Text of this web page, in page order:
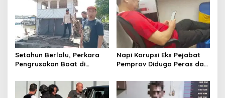
Setahun Berlalu, Perkara
Pengrusakan Boat di
Rampung
Napi Korupsi Eks Pejabat
Pemprov Diduga Peras dan
Rutan Tanjung Gusta